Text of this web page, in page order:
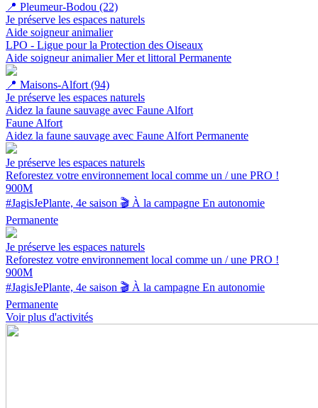
📍 Pleumeur-Bodou (22)
Je préserve les espaces naturels
Aide soigneur animalier
LPO - Ligue pour la Protection des Oiseaux
Aide soigneur animalierMer et littoral Permanente
📍 Maisons-Alfort (94)
Je préserve les espaces naturels
Aidez la faune sauvage avec Faune Alfort
Faune Alfort
Aidez la faune sauvage avec Faune Alfort Permanente
Je préserve les espaces naturels
Reforestez votre environnement local comme un / une PRO !
900M
#JagisJePlante, 4e saison 🎬 À la campagne En autonomie
Permanente
Je préserve les espaces naturels
Reforestez votre environnement local comme un / une PRO !
900M
#JagisJePlante, 4e saison 🎬 À la campagne En autonomie
Permanente
Voir plus d'activités